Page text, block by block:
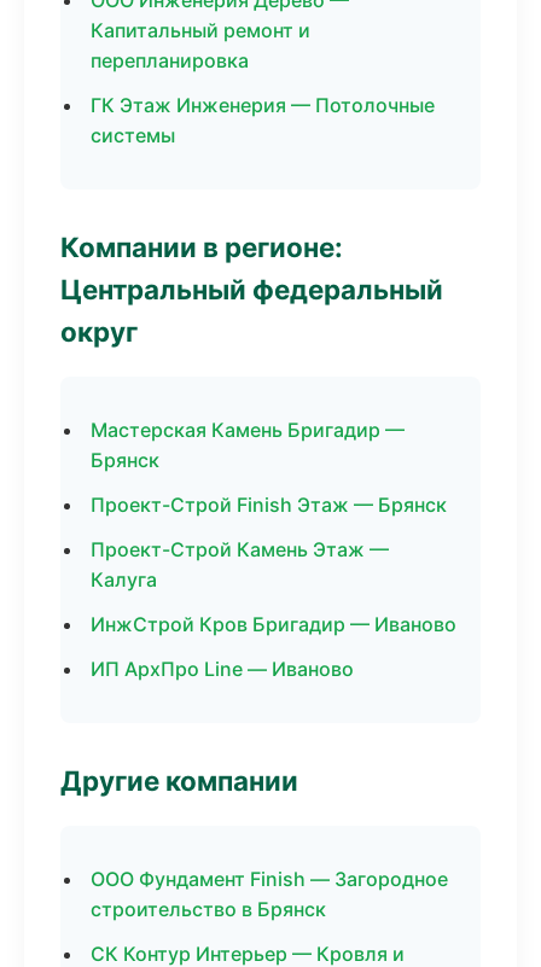
Капитальный ремонт и
перепланировка
ГК Этаж Инженерия — Потолочные
системы
Компании в регионе:
Центральный федеральный
округ
Мастерская Камень Бригадир —
Брянск
Проект-Строй Finish Этаж — Брянск
Проект-Строй Камень Этаж —
Калуга
ИнжСтрой Кров Бригадир — Иваново
ИП АрхПро Line — Иваново
Другие компании
ООО Фундамент Finish — Загородное
строительство в Брянск
СК Контур Интерьер — Кровля и